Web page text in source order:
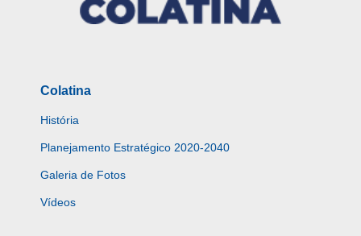
Colatina
História
Planejamento Estratégico 2020-2040
Galeria de Fotos
Vídeos